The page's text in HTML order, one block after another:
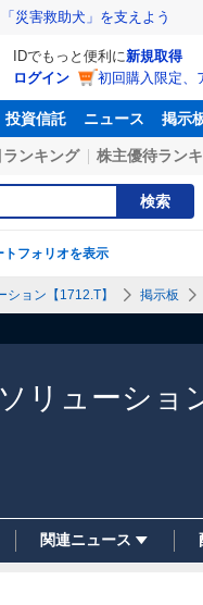
災害救助犬」を支えよう
IDでもっと便利に新規取得
ログイン
初回購入限定、
投資信託 ニュース 掲示
ランキング 株主優待ラン
検索
トフォリオを表示
ョン【1712.T】 掲示板
リューショ
関連ニュース